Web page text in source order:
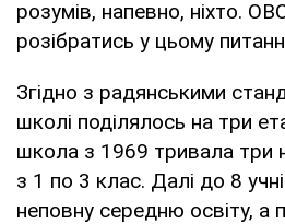
розумів, напевно, ніхто.
розібратись у цьому
Згідно з радянськими
школі поділялось на три
школа з 1969 тривала три
з 1 по 3 клас. Далі до 8
неповну середню освіту, а